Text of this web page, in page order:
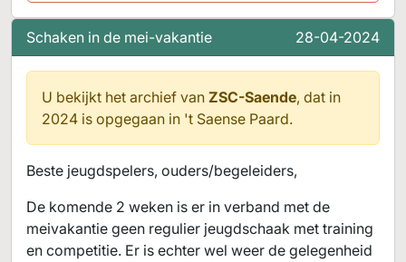
Schaken in de mei-vakantie 28-04-2024
U bekijkt het archief van ZSC-Saende, dat in
2024 is opgegaan in 't Saense Paard.
Beste jeugdspelers, ouders/begeleiders,
De komende 2 weken is er in verband met de
meivakantie geen regulier jeugdschaak met training
en competitie. Er is echter wel weer de gelegenheid